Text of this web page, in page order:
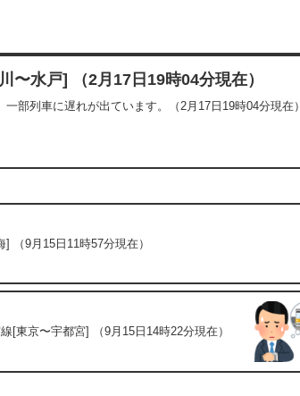
〜水戸] （2月17日19時04分現在）
部列車に遅れが出ています。（2月17日19時04分現在）
（9月15日11時57分現在）
[東京〜宇都宮] （9月15日14時22分現在）